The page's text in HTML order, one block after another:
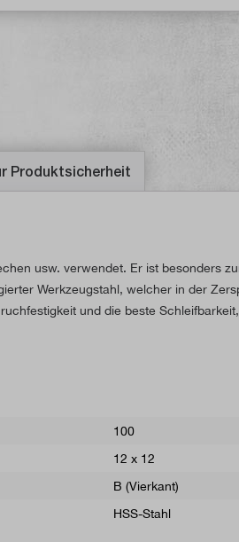
Produktsicherheit
usw. verwendet. Er ist besonders
Werkzeugstahl, welcher in der
und die beste
100
12 x 12
B (Vierkant)
HSS-Stahl